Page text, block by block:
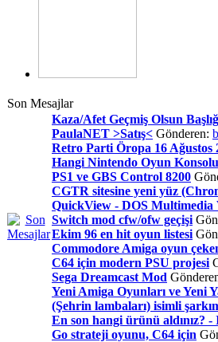
Son Mesajlar
Kaza/Afet Geçmiş Olsun
PaulaNET >Satış< Gönderen:
Retro Parti Öropa 16 Ağustos
Hangi Nintendo Oyun
PS1 ve GBS Control 8200
CGTR sitesine yeni yüz
QuickView - DOS Multimedia
Switch mod cfw/ofw geçişi
Ekim 96 en hit oyun listesi
Commodore Amiga oyun
C64 için modern PSU projesi
Sega Dreamcast Mod
Yeni Amiga Oyunları ve Yeni
(Şehrin lambaları) isimli
En son hangi ürünü aldınız? -
Go strateji oyunu, C64 için